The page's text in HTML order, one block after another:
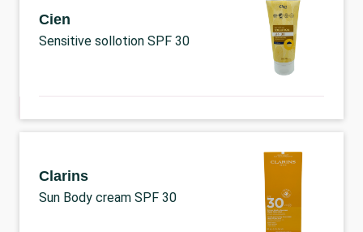
Cien
Sensitive sollotion SPF 30
Clarins
Sun Body cream SPF 30